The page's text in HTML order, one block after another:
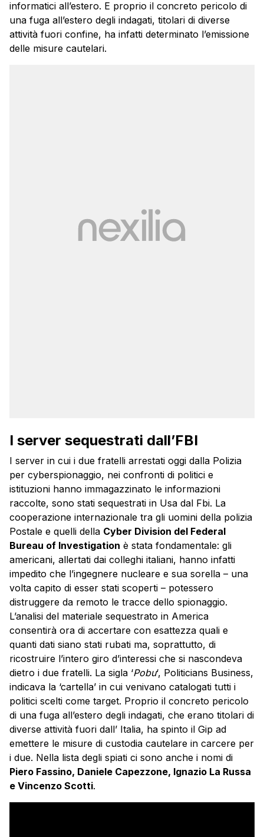
informatici all’estero. E proprio il concreto pericolo di
una fuga all’estero degli indagati, titolari di diverse
attività fuori confine, ha infatti determinato l’emissione
delle misure cautelari.
I server sequestrati dall’FBI
I server in cui i due fratelli arrestati oggi dalla Polizia
per cyberspionaggio, nei confronti di politici e
istituzioni hanno immagazzinato le informazioni
raccolte, sono stati sequestrati in Usa dal Fbi. La
cooperazione internazionale tra gli uomini della polizia
Postale e quelli della Cyber Division del Federal
Bureau of Investigation è stata fondamentale: gli
americani, allertati dai colleghi italiani, hanno infatti
impedito che l’ingegnere nucleare e sua sorella – una
volta capito di esser stati scoperti – potessero
distruggere da remoto le tracce dello spionaggio.
L’analisi del materiale sequestrato in America
consentirà ora di accertare con esattezza quali e
quanti dati siano stati rubati ma, soprattutto, di
ricostruire l’intero giro d’interessi che si nascondeva
dietro i due fratelli. La sigla ‘Pobu‘, Politicians Business,
indicava la ‘cartella’ in cui venivano catalogati tutti i
politici scelti come target. Proprio il concreto pericolo
di una fuga all’estero degli indagati, che erano titolari di
diverse attività fuori dall’ Italia, ha spinto il Gip ad
emettere le misure di custodia cautelare in carcere per
i due. Nella lista degli spiati ci sono anche i nomi di
Piero Fassino, Daniele Capezzone, Ignazio La Russa
e Vincenzo Scotti.